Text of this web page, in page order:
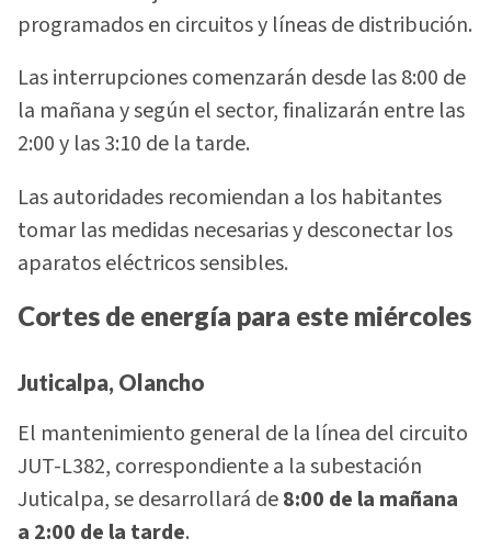
programados en circuitos y líneas de distribución.
Las interrupciones comenzarán desde las 8:00 de
la mañana y según el sector, finalizarán entre las
2:00 y las 3:10 de la tarde.
Las autoridades recomiendan a los habitantes
tomar las medidas necesarias y desconectar los
aparatos eléctricos sensibles.
Cortes de energía para este miércoles
Juticalpa, Olancho
El mantenimiento general de la línea del circuito
JUT-L382, correspondiente a la subestación
Juticalpa, se desarrollará de8:00 de la mañana
a 2:00 de la tarde.